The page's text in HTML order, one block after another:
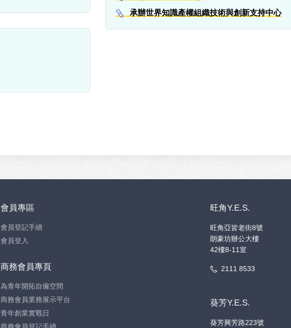
承辦世界知識產權組織技術與創新支持中心
會員專區
會員登記手續
會員登入
商務會員專頁
為青年開拓自僱空間
商務會員業務展示平台
青年創業實戰日
旺角Y.E.S.
旺角亞皆老街8號
朗豪坊辦公大樓
42樓8-11室
2111 8533
葵芳Y.E.S.
葵芳興芳路223號